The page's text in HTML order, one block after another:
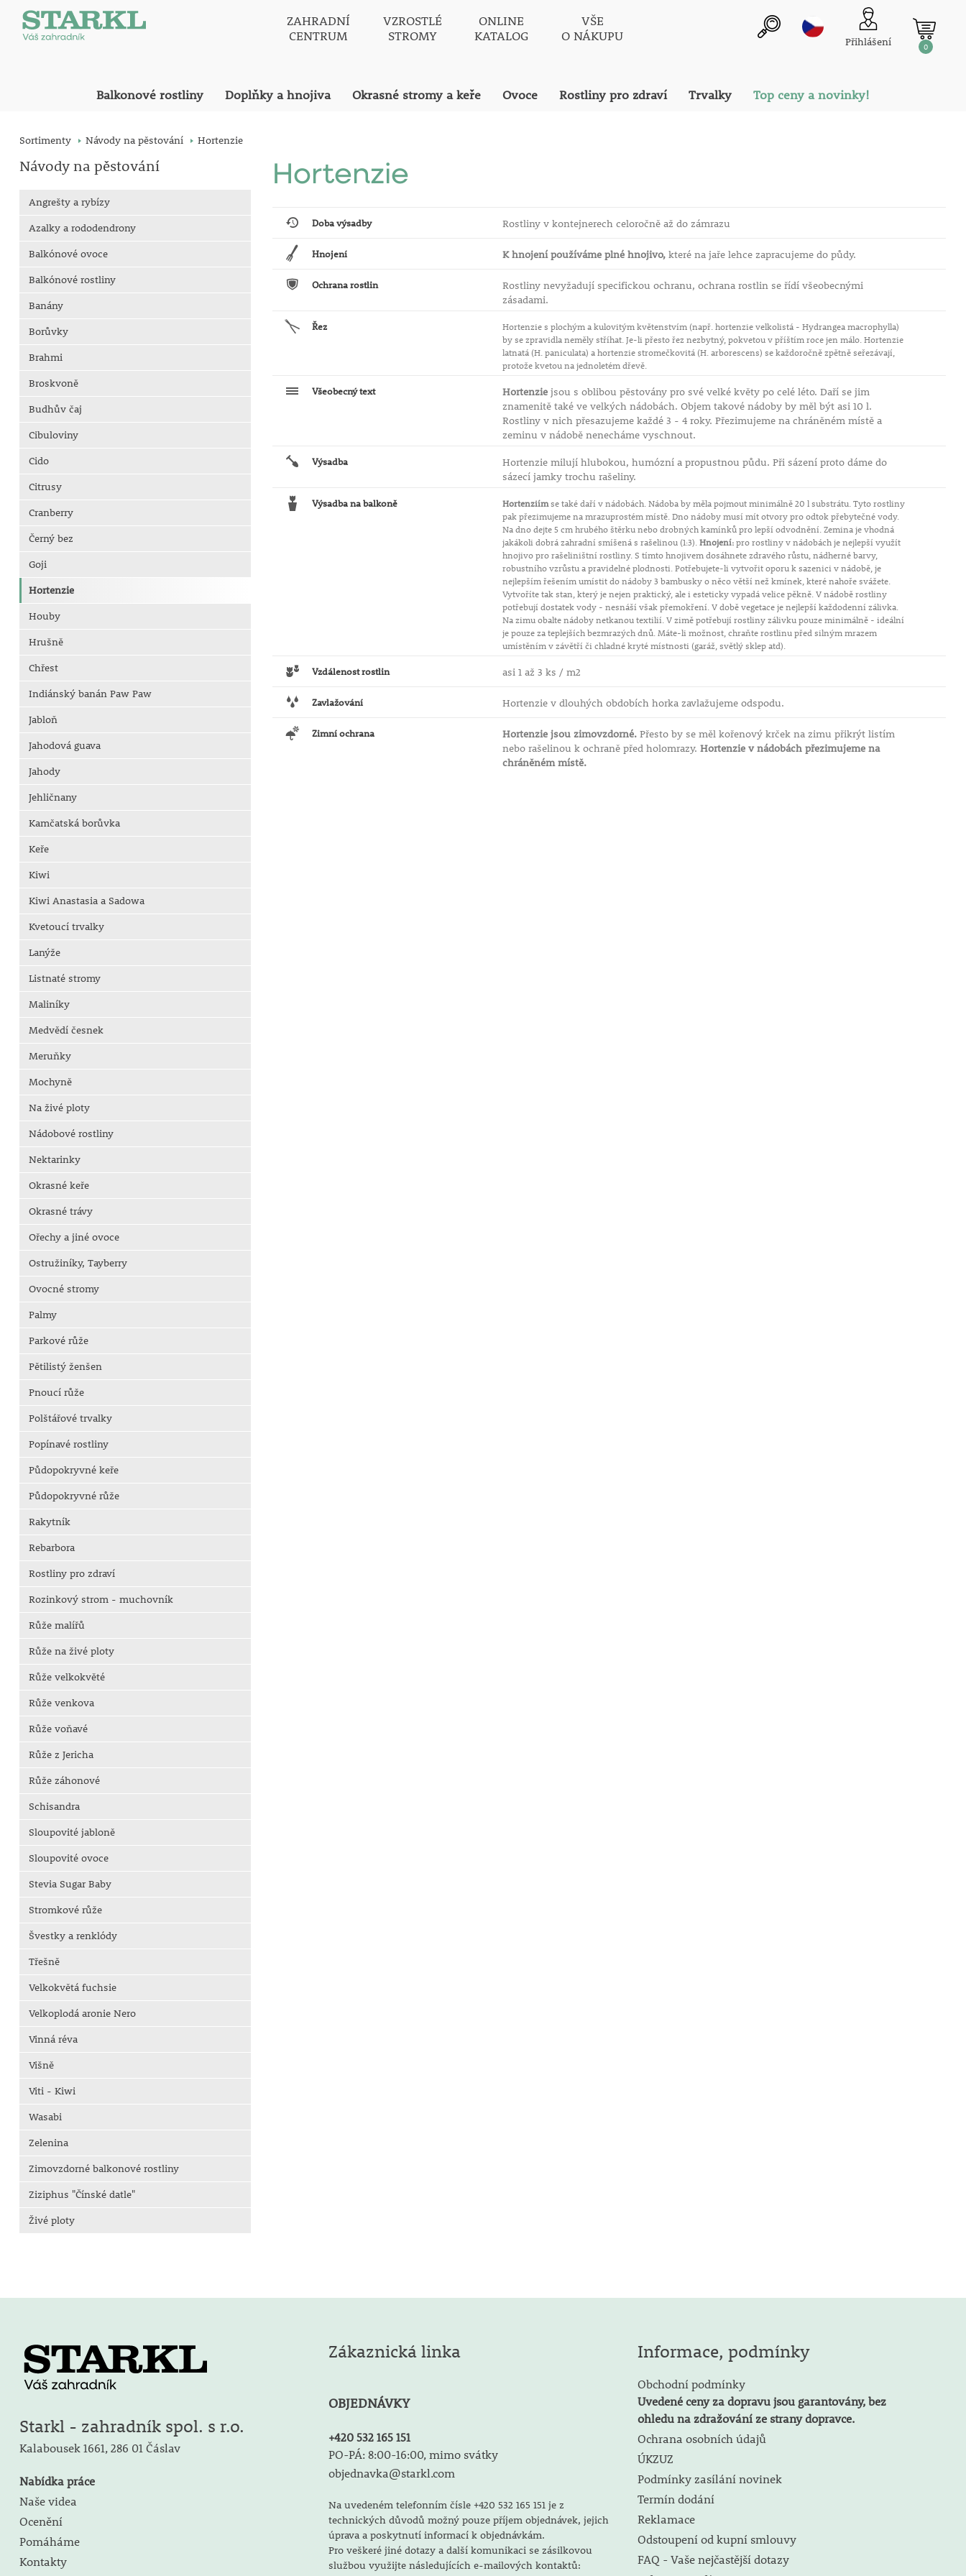
ZAHRADNÍ
CENTRUM
VZROSTLÉ
STROMY
ONLINE
KATALOG
VŠE
O NÁKUPU
Přihlášení 0
Balkonové rostliny Doplňky a hnojiva Okrasné stromy a keře Ovoce Rostliny pro zdraví Trvalky Top ceny a novinky!
Sortimenty Návody na pěstování Hortenzie
Návody na pěstování
Angrešty a rybízy
Azalky a rododendrony
Balkónové ovoce
Balkónové rostliny
Banány
Borůvky
Brahmi
Broskvoně
Budhův čaj
Cibuloviny
Cido
Citrusy
Cranberry
Černý bez
Goji
Hortenzie
Houby
Hrušně
Chřest
Indiánský banán Paw Paw
Jabloň
Jahodová guava
Jahody
Jehličnany
Kamčatská borůvka
Keře
Kiwi
Kiwi Anastasia a Sadowa
Kvetoucí trvalky
Lanýže
Listnaté stromy
Maliníky
Medvědí česnek
Meruňky
Mochyně
Na živé ploty
Nádobové rostliny
Nektarinky
Okrasné keře
Okrasné trávy
Ořechy a jiné ovoce
Ostružiníky, Tayberry
Ovocné stromy
Palmy
Parkové růže
Pětilistý ženšen
Pnoucí růže
Polštářové trvalky
Popínavé rostliny
Půdopokryvné keře
Půdopokryvné růže
Rakytník
Rebarbora
Rostliny pro zdraví
Rozinkový strom - muchovník
Růže malířů
Růže na živé ploty
Růže velkokvěté
Růže venkova
Růže voňavé
Růže z Jericha
Růže záhonové
Schisandra
Sloupovité jabloně
Sloupovité ovoce
Stevia Sugar Baby
Stromkové růže
Švestky a renklódy
Třešně
Velkokvětá fuchsie
Velkoplodá aronie Nero
Vinná réva
Višně
Viti - Kiwi
Wasabi
Zelenina
Zimovzdorné balkonové rostliny
Ziziphus "Čínské datle"
Živé ploty
Hortenzie
Doba výsadby Rostliny v kontejnerech celoročně až do zámrazu
Hnojení K hnojení používáme plné hnojivo, které na jaře lehce zapracujeme do půdy.
Ochrana rostlin
Rostliny nevyžadují specifickou ochranu, ochrana rostlin se řídí všeobecnými
zásadami.
Řez
Hortenzie s plochým a kulovitým květenstvím (např. hortenzie velkolistá - Hydrangea macrophylla)
by se zpravidla neměly stříhat. Je-li přesto řez nezbytný, pokvetou v příštím roce jen málo. Hortenzie
latnatá (H. paniculata) a hortenzie stromečkovitá (H. arborescens) se každoročně zpětně seřezávají,
protože kvetou na jednoletém dřevě.
Všeobecný text Hortenzie jsou s oblibou pěstovány pro své velké květy po celé léto. Daří se jim
znamenitě také ve velkých nádobách. Objem takové nádoby by měl být asi 10 l.
Rostliny v nich přesazujeme každé 3 - 4 roky. Přezimujeme na chráněném místě a
zeminu v nádobě nenecháme vyschnout.
Výsadba
Hortenzie milují hlubokou, humózní a propustnou půdu. Při sázení proto dáme do
sázecí jamky trochu rašeliny.
Výsadba na balkoně Hortenziímse také daří v nádobách. Nádoba by měla pojmout minimálně 20 l substrátu. Tyto rostliny
pak přezimujeme na mrazuprostém místě. Dno nádoby musí mít otvory pro odtok přebytečné vody.
Na dno dejte 5 cm hrubého štěrku nebo drobných kamínků pro lepší odvodnění. Zemina je vhodná
jakákoli dobrá zahradní smíšená s rašelinou (1:3). Hnojení:pro rostliny v nádobách je nejlepší využít
hnojivo pro rašeliništní rostliny. S tímto hnojivem dosáhnete zdravého růstu, nádherné barvy,
robustního vzrůstu a pravidelné plodnosti. Potřebujete-li vytvořit oporu k sazenici v nádobě, je
nejlepším řešením umístit do nádoby 3 bambusky o něco větší než kmínek, které nahoře svážete.
Vytvoříte tak stan, který je nejen praktický, ale i esteticky vypadá velice pěkně. V nádobě rostliny
potřebují dostatek vody - nesnáší však přemokření. V době vegetace je nejlepší každodenní zálivka.
Na zimu obalte nádoby netkanou textilií. V zimě potřebují rostliny zálivku pouze minimálně - ideální
je pouze za teplejších bezmrazých dnů. Máte-li možnost, chraňte rostlinu před silným mrazem
umístěním v závětří či chladné kryté místnosti (garáž, světlý sklep atd).
Vzdálenost rostlin asi 1 až 3 ks / m2
Zavlažování Hortenzie v dlouhých obdobích horka zavlažujeme odspodu.
Zimní ochrana Hortenzie jsou zimovzdorné. Přesto by se měl kořenový krček na zimu přikrýt listím
nebo rašelinou k ochraně před holomrazy.Hortenzie v nádobách přezimujeme na
chráněném místě.
Starkl - zahradník spol. s r.o.
Kalabousek 1661, 286 01 Čáslav
Nabídka práce
Naše videa
Ocenění
Pomáháme
Kontakty
Zákaznická linka
OBJEDNÁVKY
+420 532 165 151
PO-PÁ: 8:00-16:00, mimo svátky
objednavka@starkl.com
Na uvedeném telefonním čísle +420 532 165 151 je z
technických důvodů možný pouze příjem objednávek, jejich
úprava a poskytnutí informací k objednávkám.
Pro veškeré jiné dotazy a další komunikaci se zásilkovou
službou využijte následujících e-mailových kontaktů:
Informace, podmínky
Obchodní podmínky
Uvedené ceny za dopravu jsou garantovány, bez
ohledu na zdražování ze strany dopravce.
Ochrana osobních údajů
ÚKZUZ
Podmínky zasílání novinek
Termín dodání
Reklamace
Odstoupení od kupní smlouvy
FAQ - Vaše nejčastější dotazy